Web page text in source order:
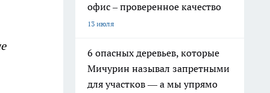
офис – проверенное качество
13 июля
6 опасных деревьев, которые
Мичурин называл запретными
для участков — а мы упрямо